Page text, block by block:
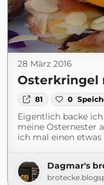
28 März 2016
Osterkringel
81 0
Eigentlich backe
meine Osternester
ich mal einen etwas
Dagmar's